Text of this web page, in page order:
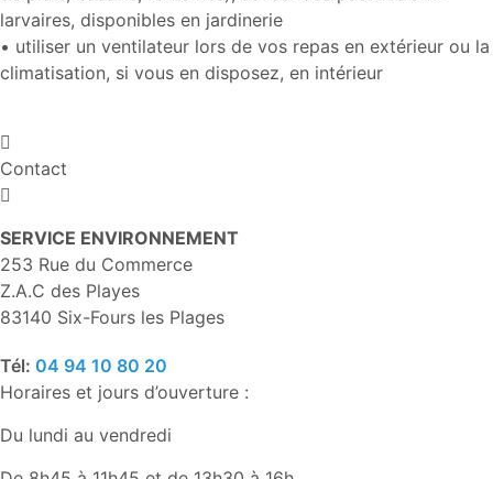
larvaires, disponibles en jardinerie
• utiliser un ventilateur lors de vos repas en extérieur ou la
climatisation, si vous en disposez, en intérieur
Contact
SERVICE ENVIRONNEMENT
253 Rue du Commerce
Z.A.C des Playes
83140 Six-Fours les Plages
Tél: 04 94 10 80 20
Horaires et jours d’ouverture :
Du lundi au vendredi